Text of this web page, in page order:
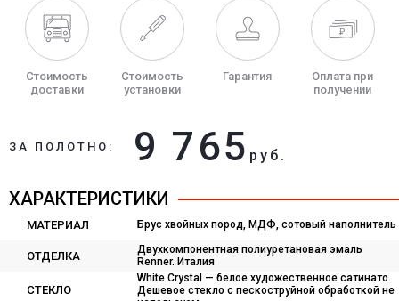
Стоимость
доставки
Стоимость
установки
Гарантия
Оплата при
получении
ЗА ПОЛОТНО: 9 765 руб.
ХАРАКТЕРИСТИКИ
МАТЕРИАЛ Брус хвойных пород, МДФ, сотовый наполнитель
ОТДЕЛКА
Двухкомпонентная полиуретановая эмаль
Renner. Италия
СТЕКЛО
White Сrystal — белое художественное сатинато.
Дешевое стекло с пескоструйной обработкой не